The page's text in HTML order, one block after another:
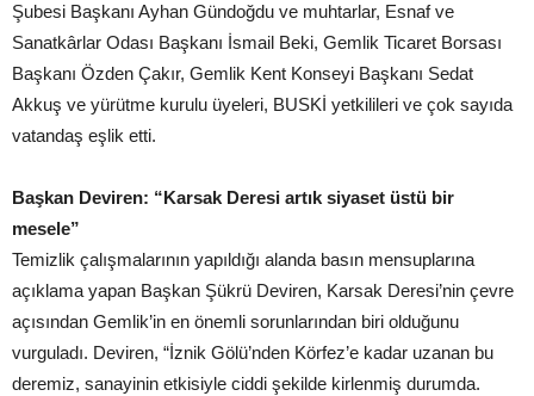
Şubesi Başkanı Ayhan Gündoğdu ve muhtarlar, Esnaf ve
Sanatkârlar Odası Başkanı İsmail Beki, Gemlik Ticaret Borsası
Başkanı Özden Çakır, Gemlik Kent Konseyi Başkanı Sedat
Akkuş ve yürütme kurulu üyeleri, BUSKİ yetkilileri ve çok sayıda
vatandaş eşlik etti.
Başkan Deviren: “Karsak Deresi artık siyaset üstü bir
mesele”
Temizlik çalışmalarının yapıldığı alanda basın mensuplarına
açıklama yapan Başkan Şükrü Deviren, Karsak Deresi’nin çevre
açısından Gemlik’in en önemli sorunlarından biri olduğunu
vurguladı. Deviren, “İznik Gölü’nden Körfez’e kadar uzanan bu
deremiz, sanayinin etkisiyle ciddi şekilde kirlenmiş durumda.